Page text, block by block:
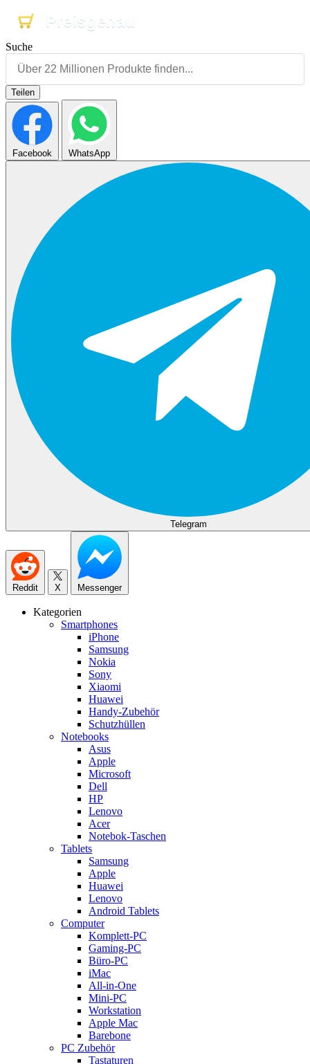
Preisgenau
Preisgenau
Preisgenau
Suche
Teilen
Facebook WhatsApp
Telegram
Reddit X Messenger
Kategorien
Smartphones
iPhone
Samsung
Nokia
Sony
Xiaomi
Huawei
Handy-Zubehör
Schutzhüllen
Notebooks
Asus
Apple
Microsoft
Dell
HP
Lenovo
Acer
Notebok-Taschen
Tablets
Samsung
Apple
Huawei
Lenovo
Android Tablets
Computer
Komplett-PC
Gaming-PC
Büro-PC
iMac
All-in-One
Mini-PC
Workstation
Apple Mac
Barebone
PC Zubehör
Tastaturen